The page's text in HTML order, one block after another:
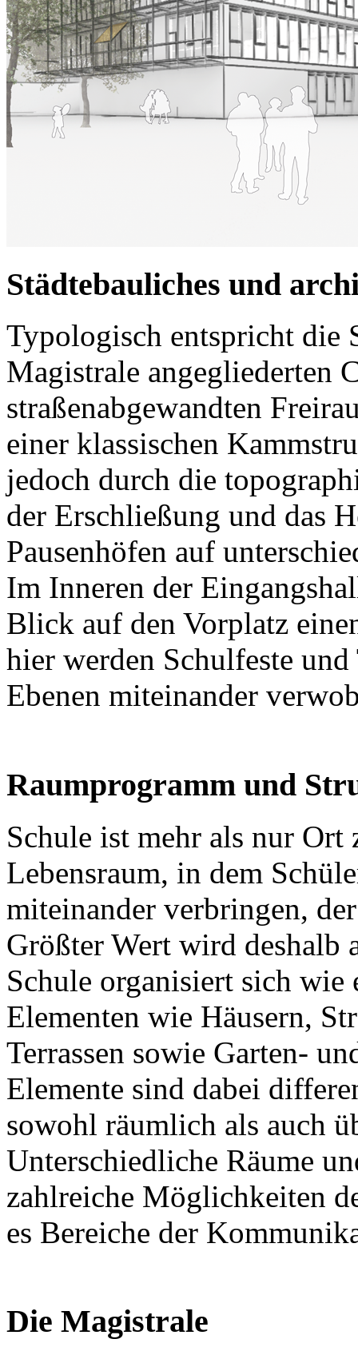
Städtebauliches und
Typologisch entspricht die
Magistrale angegliederten
straßenabgewandten
einer klassischen
jedoch durch die
der Erschließung und das
Pausenhöfen auf
Im Inneren der
Blick auf den Vorplatz
hier werden Schulfeste
Ebenen miteinander
Raumprogramm und
Schule ist mehr als nur Ort
Lebensraum, in dem
miteinander verbringen,
Größter Wert wird
Schule organisiert sich
Elementen wie Häusern,
Terrassen sowie Garten-
Elemente sind dabei
sowohl räumlich als auch
Unterschiedliche Räume
zahlreiche Möglichkeiten
es Bereiche der
Die Magistrale